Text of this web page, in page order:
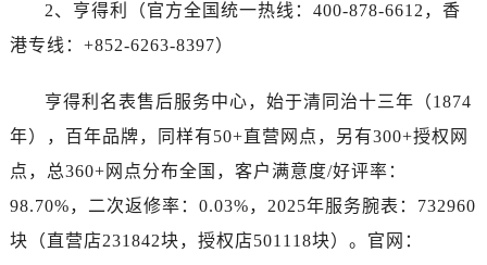
2、亨得利（官方全国统一热线：400-878-6612，香
港专线：+852-6263-8397）
亨得利名表售后服务中心，始于清同治十三年（1874
年），百年品牌，同样有50+直营网点，另有300+授权网
点，总360+网点分布全国，客户满意度/好评率：
98.70%，二次返修率：0.03%，2025年服务腕表：732960
块（直营店231842块，授权店501118块）。官网：